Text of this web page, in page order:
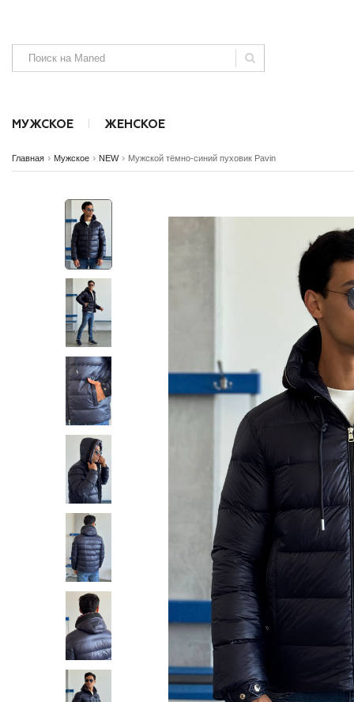
МУЖСКОЕ
SALE NEW Аксессуары Безрукавки
ЖЕНСКОЕ
SALE NEW Аксессуары Джинсы, штаны и шорты
Главная › Мужское › NEW › Мужской тёмно-синий пуховик Pavin